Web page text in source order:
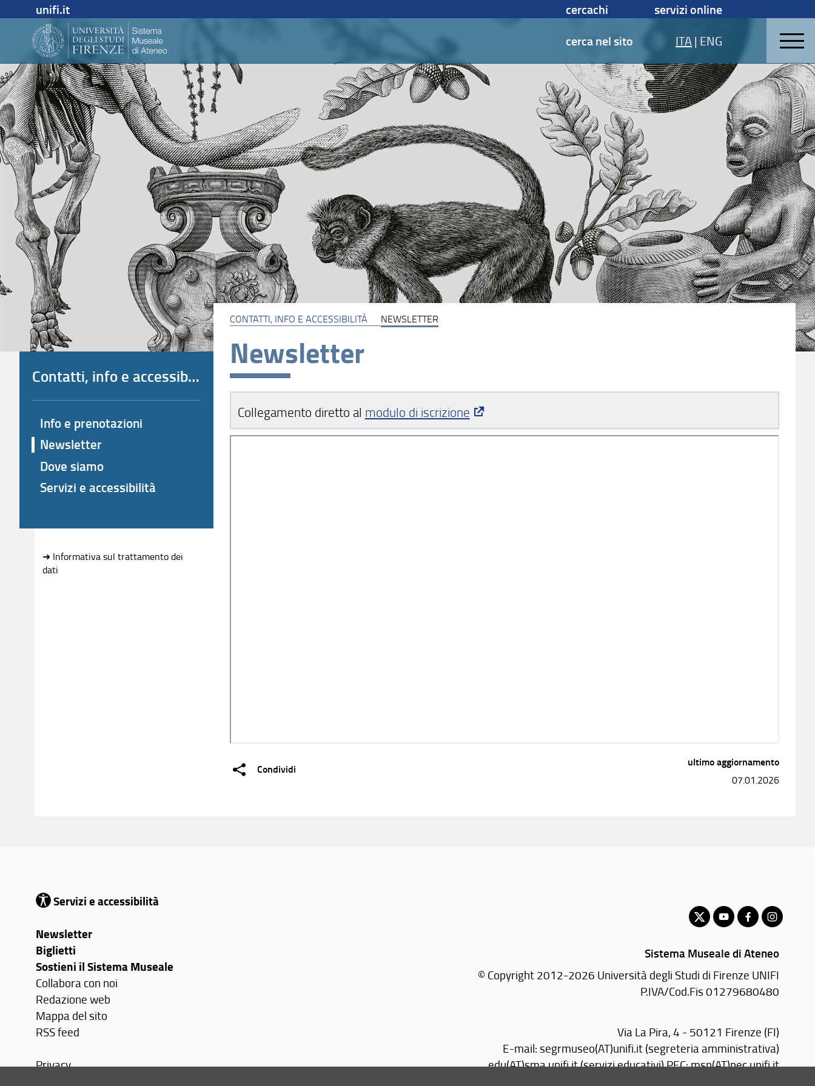
unifi.it cercachi
servizi online
cerca nel sito
ITA| ENG
CONTATTI, INFO E ACCESSIBILITÀ NEWSLETTER
Newsletter
Collegamento diretto al modulo di iscrizione
Condividi
Contatti, info e accessibilità
Info e prenotazioni
Newsletter
Dove siamo
Servizi e accessibilità
➜ Informativa sul trattamento dei
dati
ultimo aggiornamento
07.01.2026
Servizi e accessibilità
Newsletter
Biglietti
Sostieni il Sistema Museale
Collabora con noi
Redazione web
Mappa del sito
RSS feed
Privacy
Sistema Museale di Ateneo
© Copyright 2012-2026 Università degli Studi di Firenze UNIFI
P.IVA/Cod.Fis 01279680480
Via La Pira, 4 - 50121 Firenze (FI)
E-mail:segrmuseo(AT)unifi.it (segreteria amministrativa)
edu(AT)sma.unifi.it (servizi educativi)PEC:msn(AT)pec.unifi.it